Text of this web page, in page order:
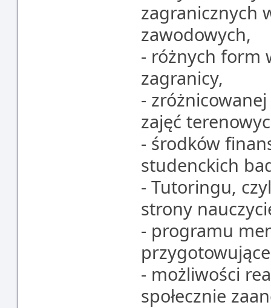
zagranicznych
zawodowych,
- różnych form
zagranicy,
-
zajęć
- środków
studenckich
- Tutoringu,
strony
- programu
- możliwości
społecznie